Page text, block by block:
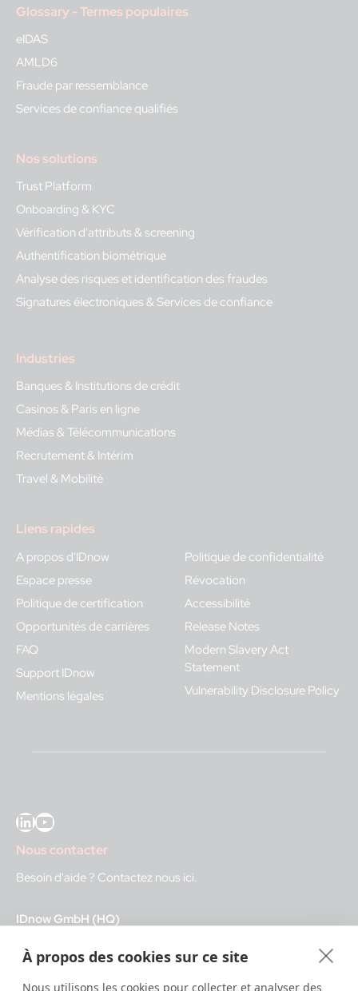
Glossary - Termes populaires
eIDAS
AMLD6
Fraude par ressemblance
Services de confiance qualifiés
Nos solutions
Trust Platform
Onboarding & KYC
Vérification d'attributs & screening
Authentification biométrique
Analyse des risques et identification des fraudes
Signatures électroniques & Services de confiance
Industries
Banques & Institutions de crédit
Casinos & Paris en ligne
Médias & Télécommunications
Recrutement & Intérim
Travel & Mobilité
Liens rapides
A propos d'IDnow
Espace presse
Politique de certification
Opportunités de carrières
FAQ
Support IDnow
Mentions légales
Politique de confidentialité
Révocation
Accessibilité
Release Notes
Modern Slavery Act
Statement
Vulnerability Disclosure Policy
LinkedIn YouTube
Nous contacter
Besoin d'aide ? Contactez nous ici.
IDnow GmbH (HQ)
Heures d'ouverture
À propos des cookies sur ce site
Nous utilisons les cookies pour collecter et analyser des